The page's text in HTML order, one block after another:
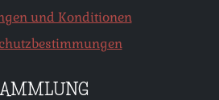
und Konditionen